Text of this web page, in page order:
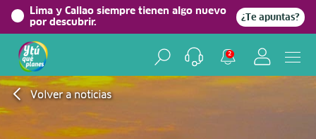
Lima y Callao siempre tienen algo nuevo
por descubrir.
¿Te apuntas?
2
Volver a noticias